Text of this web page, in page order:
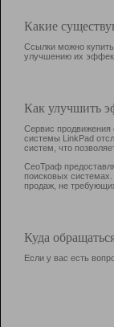
Какие
Ссылки можно
улучшению их
Как улучшить
Сервис продвижения
системы LinkPad
систем, что
СеоТраф
поисковых
продаж, не
Куда
Если у вас есть